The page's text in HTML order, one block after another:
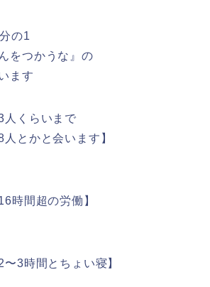
の1
をつかうな』の
ます
人くらいまで
人とかと会います】
時間超の労働】
〜3時間とちょい寝】